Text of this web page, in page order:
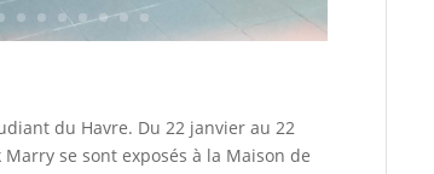
du Havre. Du 22 janvier au 22
se sont exposés à la Maison de